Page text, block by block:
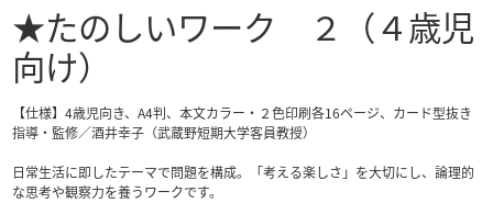
★たのしいワーク ２（４歳児
向け）
【仕様】4歳児向き、A4判、本文カラー・２色印刷各16ページ、カード型抜き
指導・監修／酒井幸子（武蔵野短期大学客員教授）
日常生活に即したテーマで問題を構成。「考える楽しさ」を大切にし、論理的
な思考や観察力を養うワークです。